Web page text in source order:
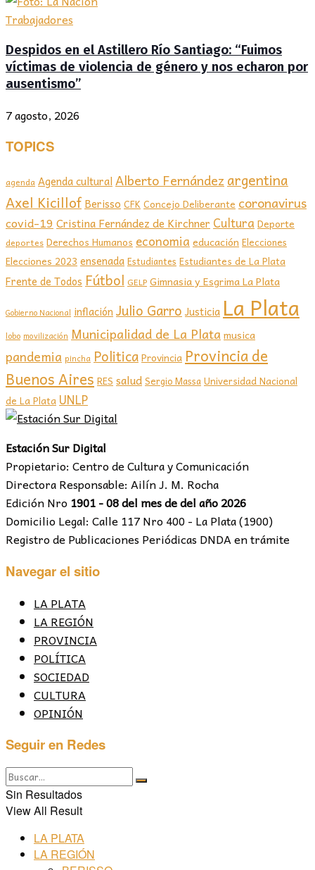
Trabajadores
Despidos en el Astillero Río Santiago: “Fuimos
víctimas de violencia de género y nos echaron por
ausentismo”
7 agosto, 2026
TOPICS
agenda Agenda culturalAlberto Fernández argentina
Axel Kicillof Berisso CFKConcejo Deliberante coronavirus
covid-19 Cristina Fernández de Kirchner Cultura Deporte
deportes Derechos Humanos economia educación Elecciones
Elecciones 2023 ensenada Estudiantes Estudiantes de La Plata
Frente de Todos Fútbol GELP Gimnasia y Esgrima La Plata
Gobierno Nacional inflación Julio Garro Justicia La Plata
lobo movilización Municipalidad de La Plata musica
pandemia pincha PoliticaProvincia Provincia de
Buenos Aires RES saludSergio MassaUniversidad Nacional
de La Plata UNLP
Estación Sur Digital
Propietario: Centro de Cultura y Comunicación
Directora Responsable: Ailín J. M. Rocha
Edición Nro 1901 - 08 del mes de del año 2026
Domicilio Legal: Calle 117 Nro 400 - La Plata (1900)
Registro de Publicaciones Periódicas DNDA en trámite
Navegar el sitio
LA PLATA
LA REGIÓN
PROVINCIA
POLÍTICA
SOCIEDAD
CULTURA
OPINIÓN
Seguir en Redes
Sin Resultados
View All Result
LA PLATA
LA REGIÓN